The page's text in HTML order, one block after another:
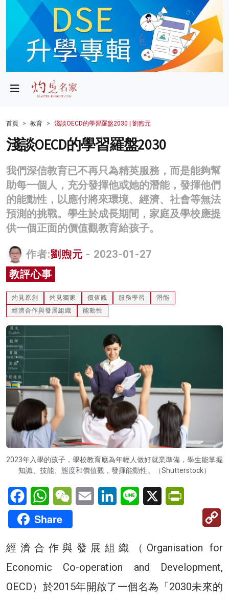
政局
財經
生活
商業
科技
影片
名家榜
灼見活動
首頁 教育 淺談OECD的學習羅盤2030 | 劉煦元
淺談OECD的學習羅盤2030
我們深信教育已不再只為精英服務，而是能夠幫
助每一個人，充分發揮他或她的潛能，發揮他們
的能動性，以應付將來環境、經濟、社會等無法
預測的挑戰。學生於成長期間，家庭及學校應提
供一個正面的價值觀教育給孩子。
作者:劉煦元 - 2023-01-27
教評心事
灼見原創 灼見獨家 價值觀 服務學習
潛能
經濟合作與發展組織
能動性
2023年入學的孩子，學校教育應為年輕人做好就業準備，學生能掌握
知識、技能、態度和價值觀，發揮能動性。（Shutterstock）
FacebookWhatsAppWeChatEmail LinkedInLine X
Share
經濟合作與發展組織（Organisation for
Economic Co-operation and Development,
OECD）於2015年開啟了一個名為「2030未來的